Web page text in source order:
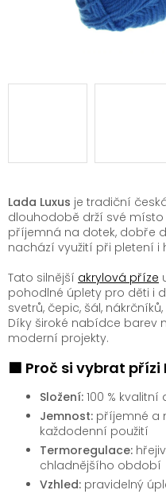
Lada Luxus je tradiční
dlouhodobě drží své
příjemná na dotek, dobře
nachází využití při pletení i
Tato silnější akrylová příze
pohodlné úplety pro děti i
svetrů, čepic, šál,
Díky široké nabídce barev
moderní projekty.
🟩 Proč si vybrat přízi
Složení: 100 % kvalitní
Jemnost: příjemné a
každodenní použití
Termoregulace:
chladnějšího období
Vzhled: pravidelný